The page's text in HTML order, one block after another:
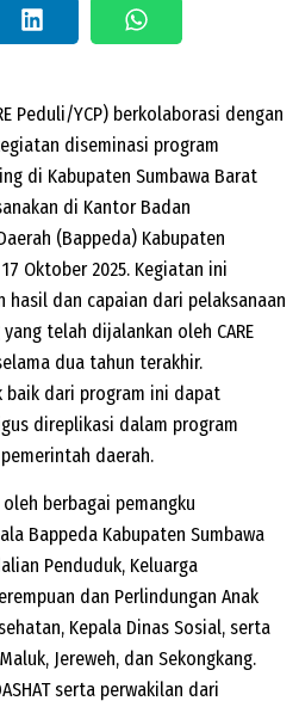
Peduli/YCP) berkolaborasi dengan
diseminasi program
di Kabupaten Sumbawa Barat
di Kantor Badan
(Bappeda) Kabupaten
Oktober 2025. Kegiatan ini
hasil dan capaian dari pelaksanaan
telah dijalankan oleh CARE
dua tahun terakhir.
baik dari program ini dapat
direplikasi dalam program
daerah.
berbagai pemangku
Bappeda Kabupaten Sumbawa
Penduduk, Keluarga
dan Perlindungan Anak
Kepala Dinas Sosial, serta
Jereweh, dan Sekongkang.
serta perwakilan dari